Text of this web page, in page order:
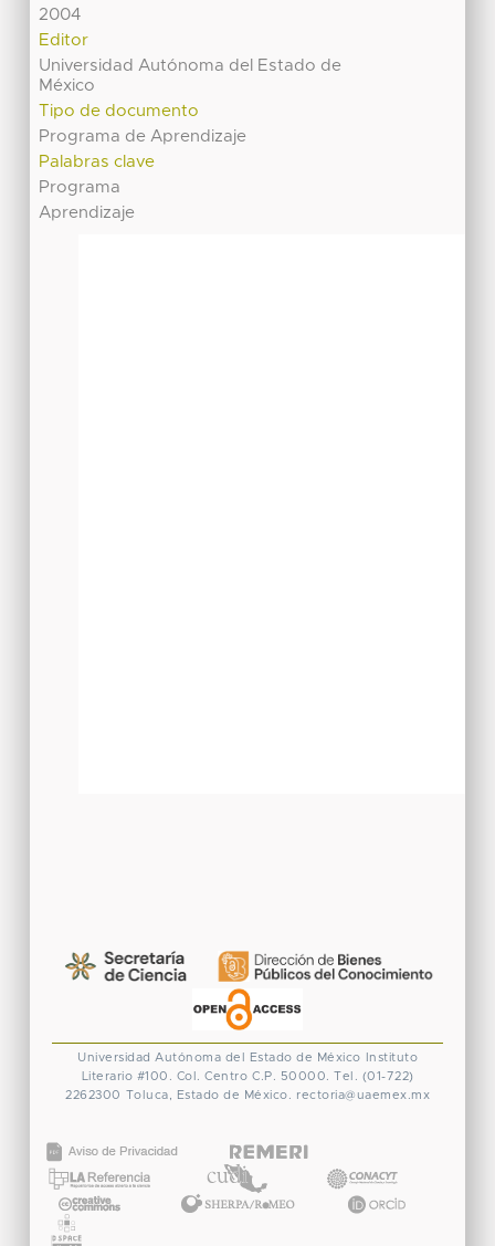
2004
Editor
Universidad Autónoma del Estado de
México
Tipo de documento
Programa de Aprendizaje
Palabras clave
Programa
Aprendizaje
Universidad Autónoma del Estado de México
Instituto
Literario #100. Col. Centro C.P. 50000. Tel. (01-722)
2262300 Toluca, Estado de México. rectoria@uaemex.mx